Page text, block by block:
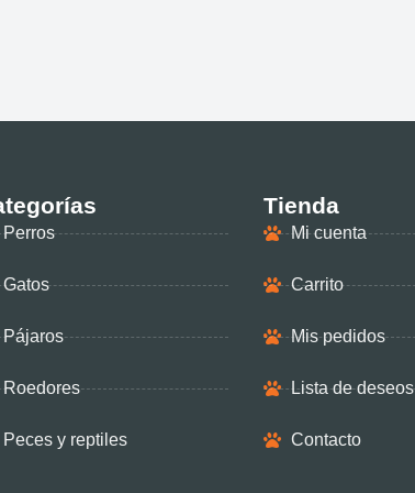
Perros
Gatos
Pájaros
Roedores
Peces y reptiles
Tienda
Mi cuenta
Carrito
Mis pedidos
Lista de deseos
Contacto